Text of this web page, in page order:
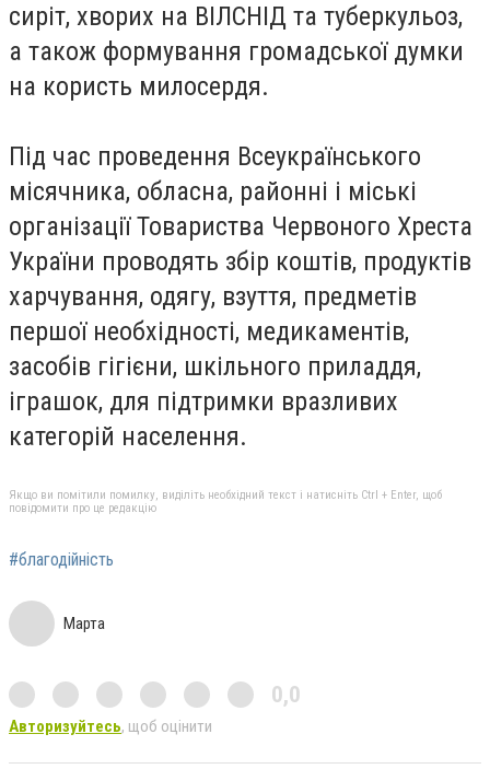
сиріт, хворих на ВІЛСНІД та туберкульоз,
а також формування громадської думки
на користь милосердя.
Під час проведення Всеукраїнського
місячника, обласна, районні і міські
організації Товариства Червоного Хреста
України проводять збір коштів, продуктів
харчування, одягу, взуття, предметів
першої необхідності, медикаментів,
засобів гігієни, шкільного приладдя,
іграшок, для підтримки вразливих
категорій населення.
Якщо ви помітили помилку, виділіть необхідний текст і натисніть Ctrl + Enter, щоб
повідомити про це редакцію
#благодійність
Марта
0,0
Авторизуйтесь, щоб оцінити